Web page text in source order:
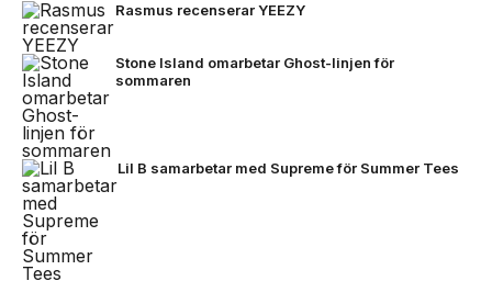
Rasmus recenserar YEEZY
Stone Island omarbetar Ghost-linjen för
sommaren
Lil B samarbetar med Supreme för Summer Tees